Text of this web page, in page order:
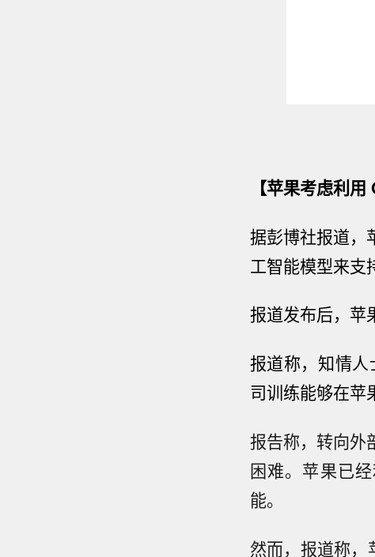
【苹果考虑利
据彭博社报道，
工智能模型来支
报道发布后， 苹
报道称，知情人
司训练能够在苹
报告称，转向外
困难。苹果已
能。
然而，报道称